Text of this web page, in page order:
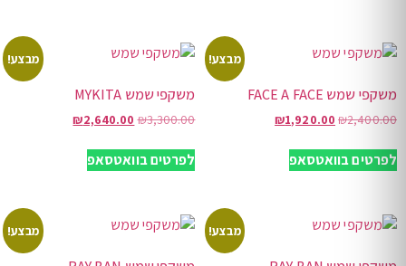
מבצע!
משקפי שמש FACE A FACE
₪2,400.00
₪1,920.00
לפרטים בוואטסאפ
מבצע!
משקפי שמש MYKITA
₪3,300.00
₪2,640.00
לפרטים בוואטסאפ
מבצע! מבצע!